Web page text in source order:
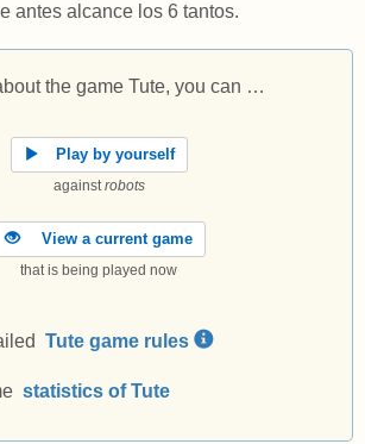
antes alcance los 6 tantos.
the game Tute, you can …
Play by yourself
againstrobots
View a current game
that is being played now
Tute game rules
statistics of Tute